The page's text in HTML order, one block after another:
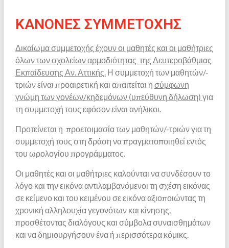
ΚΑΝΟΝΕΣ ΣΥΜΜΕΤΟΧΗΣ
Δικαίωμα συμμετοχής έχουν οι μαθητές και οι μαθήτριες
όλων των σχολείων αρμοδιότητας της Δευτεροβάθμιας
Εκπαίδευσης Αν. Αττικής.Η συμμετοχή των μαθητών/-
τριών είναι προαιρετική και απαιτείται η σύμφωνη
γνώμη των γονέων/κηδεμόνων (υπεύθυνη δήλωση) για
τη συμμετοχή τους εφόσον είναι ανήλικοι.
Προτείνεται η προετοιμασία των μαθητών/-τριών για τη
συμμετοχή τους στη δράση να πραγματοποιηθεί εντός
του ωρολογίου προγράμματος.
Οι μαθητές και οι μαθήτριες καλούνται να συνδέσουν το
λόγο και την εικόνα αντιλαμβανόμενοι τη σχέση εικόνας
σε κείμενο και του κειμένου σε εικόνα αξιοποιώντας τη
χρονική αλληλουχία γεγονότων και κίνησης,
προσθέτοντας διαλόγους και σύμβολα συναισθημάτων
και να δημιουργήσουν ένα ή περισσότερα κόμικς.